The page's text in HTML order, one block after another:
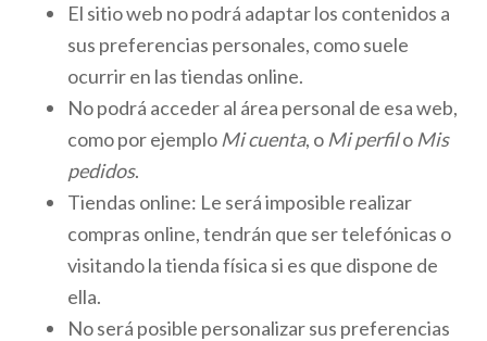
El sitio web no podrá adaptar los contenidos a
sus preferencias personales, como suele
ocurrir en las tiendas online.
No podrá acceder al área personal de esa web,
como por ejemplo Mi cuenta, o Mi perfilo Mis
pedidos.
Tiendas online: Le será imposible realizar
compras online, tendrán que ser telefónicas o
visitando la tienda física si es que dispone de
ella.
No será posible personalizar sus preferencias